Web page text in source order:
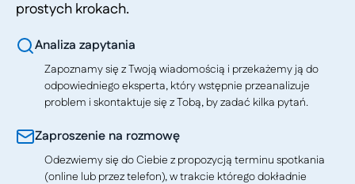
prostych krokach.
Analiza zapytania
Zapoznamy się z Twoją wiadomością i przekażemy ją do
odpowiedniego eksperta, który wstępnie przeanalizuje
problem i skontaktuje się z Tobą, by zadać kilka pytań.
Zaproszenie na rozmowę
Odezwiemy się do Ciebie z propozycją terminu spotkania
(online lub przez telefon), w trakcie którego dokładnie